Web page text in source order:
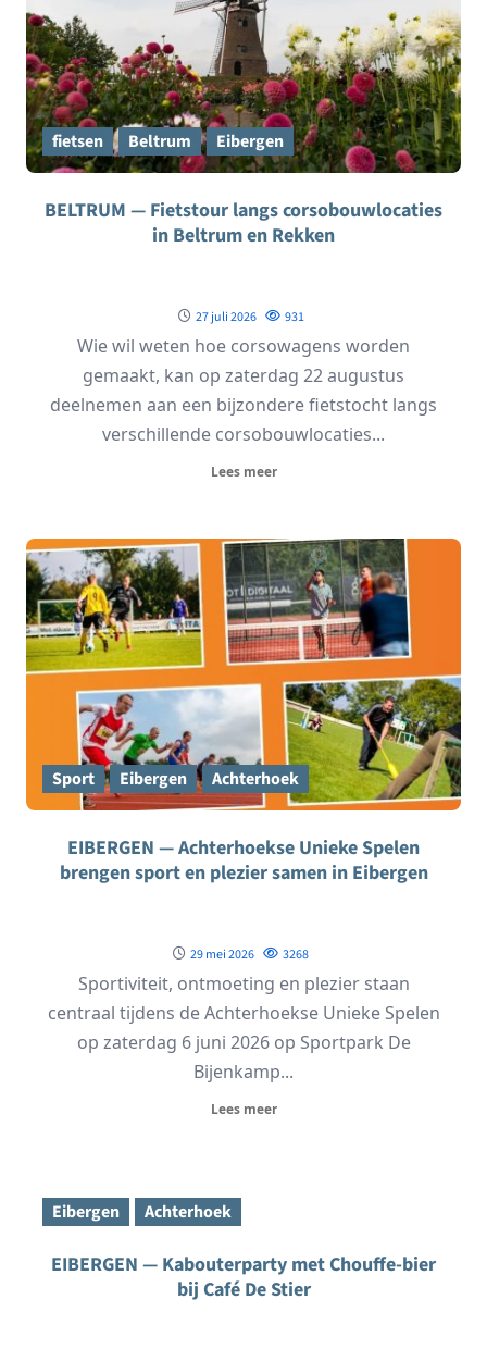
fietsen Beltrum Eibergen
BELTRUM — Fietstour langs corsobouwlocaties
in Beltrum en Rekken
27 juli 2026 931
Wie wil weten hoe corsowagens worden
gemaakt, kan op zaterdag 22 augustus
deelnemen aan een bijzondere fietstocht langs
verschillende corsobouwlocaties...
Lees meer
Sport Eibergen Achterhoek
EIBERGEN — Achterhoekse Unieke Spelen
brengen sport en plezier samen in Eibergen
29 mei 2026 3268
Sportiviteit, ontmoeting en plezier staan
centraal tijdens de Achterhoekse Unieke Spelen
op zaterdag 6 juni 2026 op Sportpark De
Bijenkamp...
Lees meer
Eibergen Achterhoek
EIBERGEN — Kabouterparty met Chouffe-bier
bij Café De Stier